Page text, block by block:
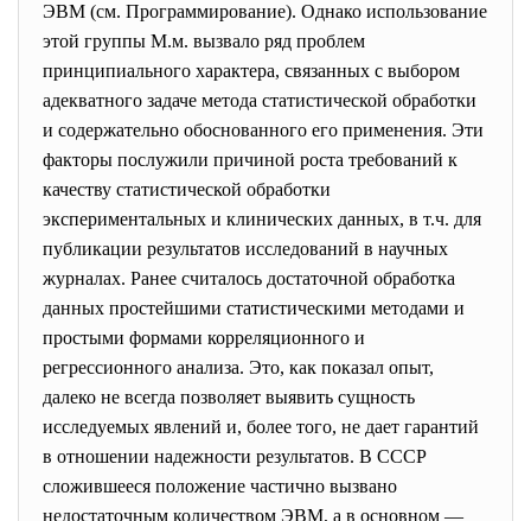
ЭВМ (см. Программирование). Однако использование
этой группы М.м. вызвало ряд проблем
принципиального характера, связанных с выбором
адекватного задаче метода статистической обработки
и содержательно обоснованного его применения. Эти
факторы послужили причиной роста требований к
качеству статистической обработки
экспериментальных и клинических данных, в т.ч. для
публикации результатов исследований в научных
журналах. Ранее считалось достаточной обработка
данных простейшими статистическими методами и
простыми формами корреляционного и
регрессионного анализа. Это, как показал опыт,
далеко не всегда позволяет выявить сущность
исследуемых явлений и, более того, не дает гарантий
в отношении надежности результатов. В СССР
сложившееся положение частично вызвано
недостаточным количеством ЭВМ, а в основном —